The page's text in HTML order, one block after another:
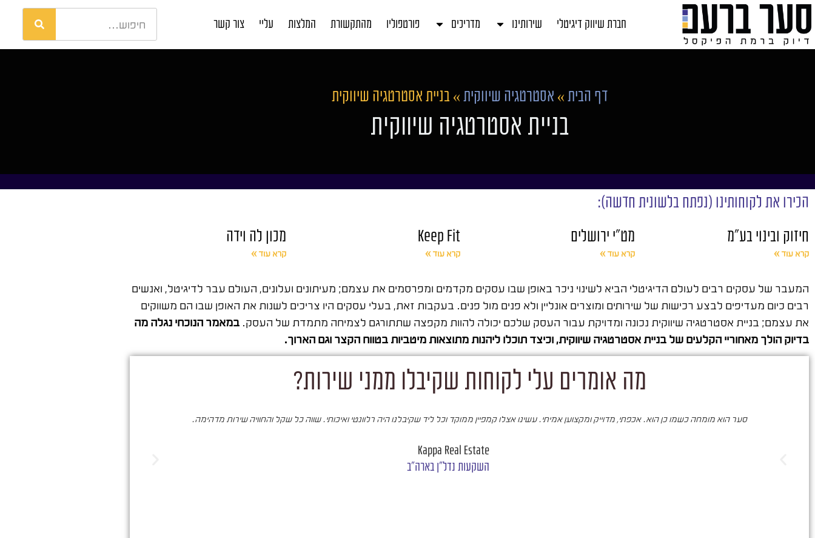
חברת שיווק דיגיטלי שירותינו מדריכים פורטפוליו מהתקשורת המלצות עליי צור קשר
דף הבית » אסטרטגיה שיווקית »בניית אסטרטגיה שיווקית
בניית אסטרטגיה שיווקית
הכירו את לקוחותינו (נפתח בלשונית חדשה):
חיזוק ובינוי בע"מ
קרא עוד »
מט"י ירושלים
קרא עוד »
Keep Fit
קרא עוד »
מכון לה וידה
קרא עוד »
המעבר של עסקים רבים לעולם הדיגיטלי הביא לשינוי ניכר באופן שבו עסקים מקדמים ומפרסמים את עצמם; מעיתונים ועלונים, העולם עבר לדיגיטל, ואנשים
רבים כיום מעדיפים לבצע רכישות של שירותים ומוצרים אונליין ולא פנים מול פנים. בעקבות זאת, בעלי עסקים היו צריכים לשנות את האופן שבו הם משווקים
את עצמם; בניית אסטרטגיה שיווקית נכונה ומדויקת עבור העסק שלכם יכולה להוות מקפצה שתתורגם לצמיחה מתמדת של העסק. במאמר הנוכחי נגלה מה
בדיוק הולך מאחוריי הקלעים של בניית אסטרטגיה שיווקית, וכיצד תוכלו ליהנות מתוצאות מיטביות בטווח הקצר וגם הארוך.
מה אומרים עלי לקוחות שקיבלו ממני שירות?
סער הוא מומחה כשמו כן הוא. אכפתי, מדוייק ומקצוען אמיתי. עשינו אצלו קמפיין ממוקד וכל ליד שקיבלנו היה רלוונטי ואיכותי. שווה כל שקל והחוויה שירות מדהימה.
Kappa Real Estate
השקעות נדל"ן בארה"ב